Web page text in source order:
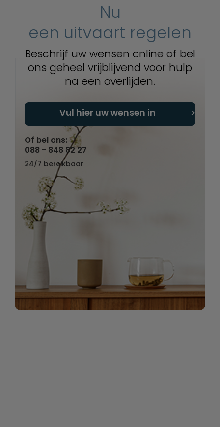
Nu
een uitvaart regelen
Beschrijf uw wensen online of bel
ons geheel vrijblijvend voor hulp
na een overlijden.
Vul hier uw wensen in
Of bel ons:
088 - 848 82 27
24/7 bereikbaar